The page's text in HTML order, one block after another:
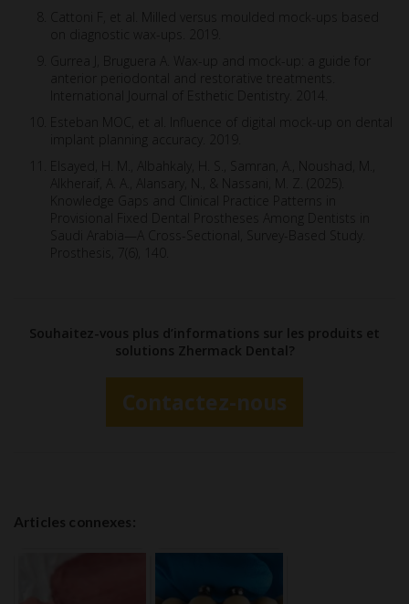
Cattoni F, et al. Milled versus moulded mock-ups based
on diagnostic wax-ups. 2019.
Gurrea J, Bruguera A. Wax-up and mock-up: a guide for
anterior periodontal and restorative treatments.
International Journal of Esthetic Dentistry. 2014.
Esteban MOC, et al. Influence of digital mock-up on dental
implant planning accuracy. 2019.
Alkheraif, A. A., Alansary, N., & Nassani, M. Z. (2025).
Knowledge Gaps and Clinical Practice Patterns in
Provisional Fixed Dental Prostheses Among Dentists in
Saudi Arabia—A Cross-Sectional, Survey-Based Study.
Prosthesis, 7(6), 140.
Souhaitez-vous plus d’informations sur les produits et
solutions Zhermack Dental?
Contactez-nous
Articles connexes: